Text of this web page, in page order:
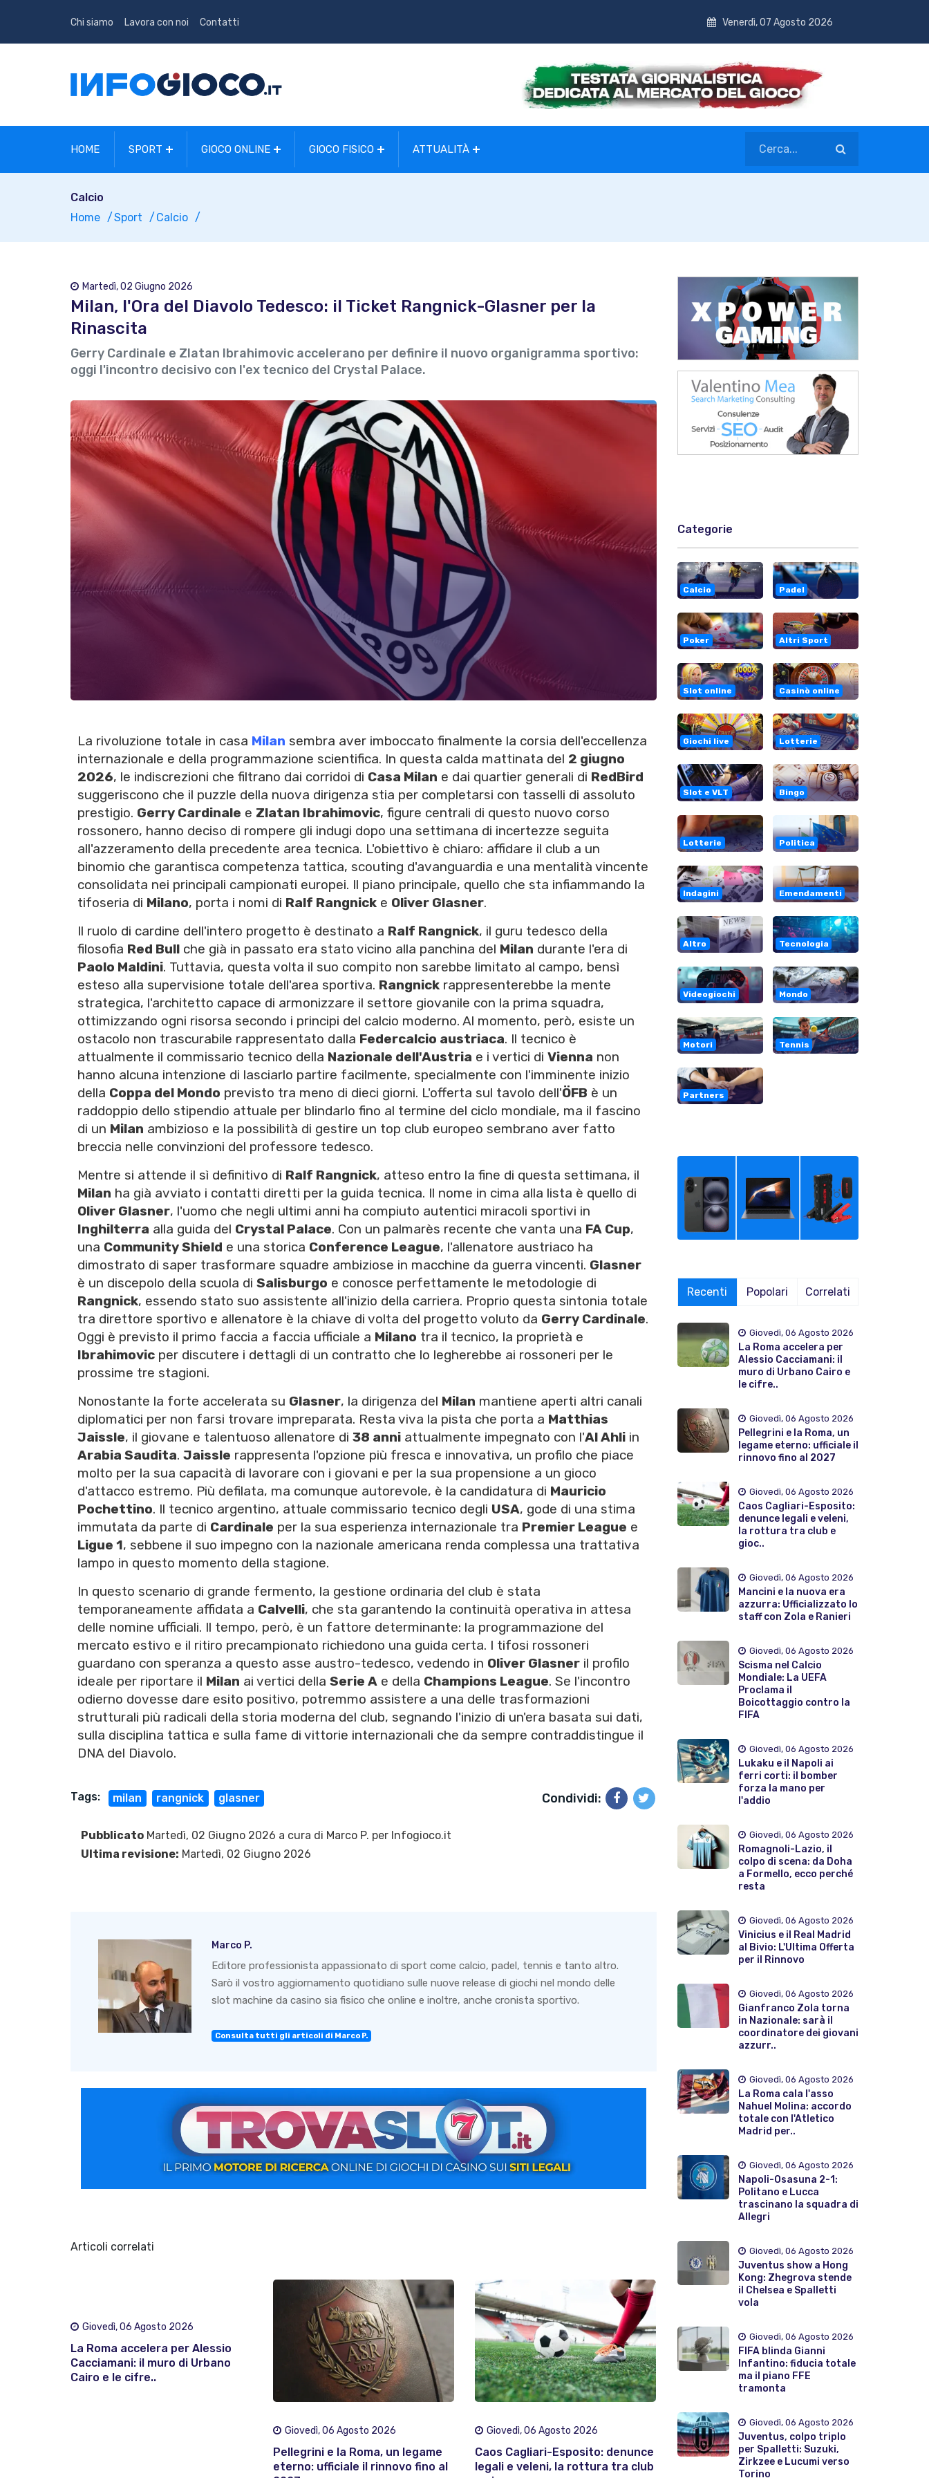
Chi siamo Lavora con noi Contatti Venerdì, 07 Agosto 2026
HOME SPORT GIOCO ONLINE GIOCO FISICO ATTUALITÀ
Calcio
Home
Sport Calcio
Martedì, 02 Giugno 2026
Milan, l'Ora del Diavolo Tedesco: il Ticket Rangnick-Glasner per la
Rinascita
Gerry Cardinale e Zlatan Ibrahimovic accelerano per definire il nuovo organigramma sportivo:
oggi l'incontro decisivo con l'ex tecnico del Crystal Palace.
La rivoluzione totale in casa Milan sembra aver imboccato finalmente la corsia dell'eccellenza
internazionale e della programmazione scientifica. In questa calda mattinata del 2 giugno
2026, le indiscrezioni che filtrano dai corridoi di Casa Milan e dai quartier generali di RedBird
suggeriscono che il puzzle della nuova dirigenza stia per completarsi con tasselli di assoluto
prestigio. Gerry Cardinale e Zlatan Ibrahimovic, figure centrali di questo nuovo corso
rossonero, hanno deciso di rompere gli indugi dopo una settimana di incertezze seguita
all'azzeramento della precedente area tecnica. L'obiettivo è chiaro: affidare il club a un
binomio che garantisca competenza tattica, scouting d'avanguardia e una mentalità vincente
consolidata nei principali campionati europei. Il piano principale, quello che sta infiammando la
tifoseria di Milano, porta i nomi di Ralf Rangnick e Oliver Glasner.
Il ruolo di cardine dell'intero progetto è destinato a Ralf Rangnick, il guru tedesco della
filosofia Red Bull che già in passato era stato vicino alla panchina del Milan durante l'era di
Paolo Maldini. Tuttavia, questa volta il suo compito non sarebbe limitato al campo, bensì
esteso alla supervisione totale dell'area sportiva. Rangnick rappresenterebbe la mente
strategica, l'architetto capace di armonizzare il settore giovanile con la prima squadra,
ottimizzando ogni risorsa secondo i principi del calcio moderno. Al momento, però, esiste un
ostacolo non trascurabile rappresentato dalla Federcalcio austriaca. Il tecnico è
attualmente il commissario tecnico della Nazionale dell'Austria e i vertici di Vienna non
hanno alcuna intenzione di lasciarlo partire facilmente, specialmente con l'imminente inizio
della Coppa del Mondo previsto tra meno di dieci giorni. L'offerta sul tavolo dell'ÖFB è un
raddoppio dello stipendio attuale per blindarlo fino al termine del ciclo mondiale, ma il fascino
di un Milan ambizioso e la possibilità di gestire un top club europeo sembrano aver fatto
breccia nelle convinzioni del professore tedesco.
Mentre si attende il sì definitivo di Ralf Rangnick, atteso entro la fine di questa settimana, il
Milan ha già avviato i contatti diretti per la guida tecnica. Il nome in cima alla lista è quello di
Oliver Glasner, l'uomo che negli ultimi anni ha compiuto autentici miracoli sportivi in
Inghilterra alla guida del Crystal Palace. Con un palmarès recente che vanta una FA Cup,
una Community Shield e una storica Conference League, l'allenatore austriaco ha
dimostrato di saper trasformare squadre ambiziose in macchine da guerra vincenti. Glasner
è un discepolo della scuola di Salisburgo e conosce perfettamente le metodologie di
Rangnick, essendo stato suo assistente all'inizio della carriera. Proprio questa sintonia totale
tra direttore sportivo e allenatore è la chiave di volta del progetto voluto da Gerry Cardinale.
Oggi è previsto il primo faccia a faccia ufficiale a Milano tra il tecnico, la proprietà e
Ibrahimovic per discutere i dettagli di un contratto che lo legherebbe ai rossoneri per le
prossime tre stagioni.
Nonostante la forte accelerata su Glasner, la dirigenza del Milan mantiene aperti altri canali
diplomatici per non farsi trovare impreparata. Resta viva la pista che porta a Matthias
Jaissle, il giovane e talentuoso allenatore di 38 anni attualmente impegnato con l'Al Ahli in
Arabia Saudita. Jaissle rappresenta l'opzione più fresca e innovativa, un profilo che piace
molto per la sua capacità di lavorare con i giovani e per la sua propensione a un gioco
d'attacco estremo. Più defilata, ma comunque autorevole, è la candidatura di Mauricio
Pochettino. Il tecnico argentino, attuale commissario tecnico degli USA, gode di una stima
immutata da parte di Cardinale per la sua esperienza internazionale tra Premier League e
Ligue 1, sebbene il suo impegno con la nazionale americana renda complessa una trattativa
lampo in questo momento della stagione.
In questo scenario di grande fermento, la gestione ordinaria del club è stata
temporaneamente affidata a Calvelli, che sta garantendo la continuità operativa in attesa
delle nomine ufficiali. Il tempo, però, è un fattore determinante: la programmazione del
mercato estivo e il ritiro precampionato richiedono una guida certa. I tifosi rossoneri
guardano con speranza a questo asse austro-tedesco, vedendo in Oliver Glasner il profilo
ideale per riportare il Milan ai vertici della Serie A e della Champions League. Se l'incontro
odierno dovesse dare esito positivo, potremmo assistere a una delle trasformazioni
strutturali più radicali della storia moderna del club, segnando l'inizio di un'era basata sui dati,
sulla disciplina tattica e sulla fame di vittorie internazionali che da sempre contraddistingue il
DNA del Diavolo.
Tags: milan rangnick glasner Condividi:
Pubblicato Martedì, 02 Giugno 2026 a cura di Marco P. per Infogioco.it
Ultima revisione: Martedì, 02 Giugno 2026
Marco P.
Editore professionista appassionato di sport come calcio, padel, tennis e tanto altro.
Sarò il vostro aggiornamento quotidiano sulle nuove release di giochi nel mondo delle
slot machine da casino sia fisico che online e inoltre, anche cronista sportivo.
Consulta tutti gli articoli di Marco P.
Articoli correlati
Giovedì, 06 Agosto 2026
La Roma accelera per Alessio
Cacciamani: il muro di Urbano
Cairo e le cifre..
Giovedì, 06 Agosto 2026
Pellegrini e la Roma, un legame
eterno: ufficiale il rinnovo fino al
Giovedì, 06 Agosto 2026
Caos Cagliari-Esposito: denunce
legali e veleni, la rottura tra club
Categorie
Calcio Padel
Poker Altri Sport
Slot online Casinò online
Giochi live Lotterie
Slot e VLT Bingo
Lotterie Politica
Indagini Emendamenti
Altro Tecnologia
Videogiochi Mondo
Motori Tennis
Partners
Recenti Popolari Correlati
Giovedì, 06 Agosto 2026
La Roma accelera per
Alessio Cacciamani: il
muro di Urbano Cairo e
le cifre..
Giovedì, 06 Agosto 2026
Pellegrini e la Roma, un
legame eterno: ufficiale il
rinnovo fino al 2027
Giovedì, 06 Agosto 2026
Caos Cagliari-Esposito:
denunce legali e veleni,
la rottura tra club e
gioc..
Giovedì, 06 Agosto 2026
Mancini e la nuova era
azzurra: Ufficializzato lo
staff con Zola e Ranieri
Giovedì, 06 Agosto 2026
Scisma nel Calcio
Mondiale: La UEFA
Proclama il
Boicottaggio contro la
FIFA
Giovedì, 06 Agosto 2026
Lukaku e il Napoli ai
ferri corti: il bomber
forza la mano per
l'addio
Giovedì, 06 Agosto 2026
Romagnoli-Lazio, il
colpo di scena: da Doha
a Formello, ecco perché
resta
Giovedì, 06 Agosto 2026
Vinicius e il Real Madrid
al Bivio: L'Ultima Offerta
per il Rinnovo
Giovedì, 06 Agosto 2026
Gianfranco Zola torna
in Nazionale: sarà il
coordinatore dei giovani
azzurr..
Giovedì, 06 Agosto 2026
La Roma cala l'asso
Nahuel Molina: accordo
totale con l'Atletico
Madrid per..
Giovedì, 06 Agosto 2026
Napoli-Osasuna 2-1:
Politano e Lucca
trascinano la squadra di
Allegri
Giovedì, 06 Agosto 2026
Juventus show a Hong
Kong: Zhegrova stende
il Chelsea e Spalletti
vola
Giovedì, 06 Agosto 2026
FIFA blinda Gianni
Infantino: fiducia totale
ma il piano FFE
tramonta
Giovedì, 06 Agosto 2026
Juventus, colpo triplo
per Spalletti: Suzuki,
Zirkzee e Lucumi verso
Torino